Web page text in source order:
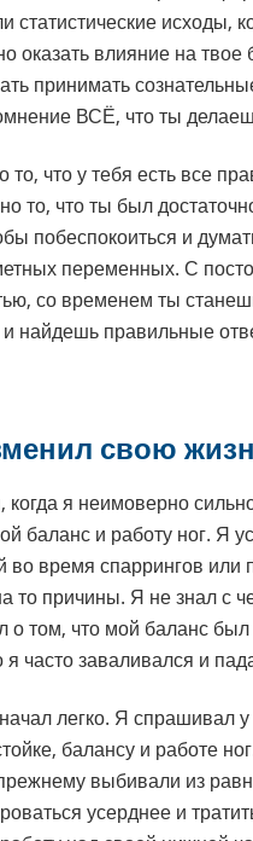
статистические исходы,
оказать влияние на
принимать
ВСЁ, что ты
то, что у тебя есть все
то, что ты был
побеспокоиться и
переменных. С
со временем ты
найдешь правильные
свою
я неимоверно
баланс и работу ног. Я
во время спаррингов или
то причины. Я не знал с
о том, что мой баланс был
я часто заваливался и
легко. Я спрашивал
балансу и работе
выбивали из
усерднее и